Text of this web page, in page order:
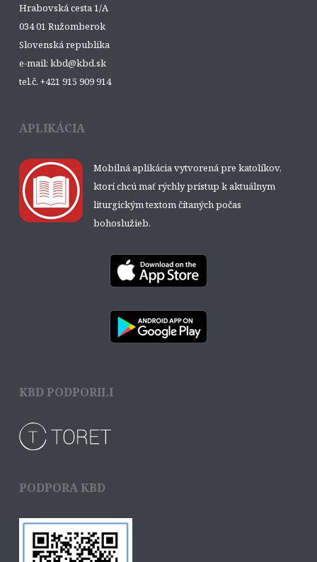
Hrabovská cesta 1/A
034 01 Ružomberok
Slovenská republika
e-mail: kbd@kbd.sk
tel.č. +421 915 909 914
APLIKÁCIA
Mobilná aplikácia vytvorená pre katolíkov,
ktorí chcú mať rýchly prístup k aktuálnym
liturgickým textom čítaných počas
bohoslužieb.
KBD PODPORILI
PODPORA KBD